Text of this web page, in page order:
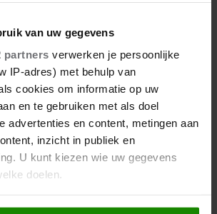
van uw gegevens
partners verwerken je persoonlijke
IP-adres) met behulp van
cookies om informatie op uw
en te gebruiken met als doel
advertenties en content, metingen aan
inzicht in publiek en
U kunt kiezen wie uw gegevens
doelen.
willen we ook graag: